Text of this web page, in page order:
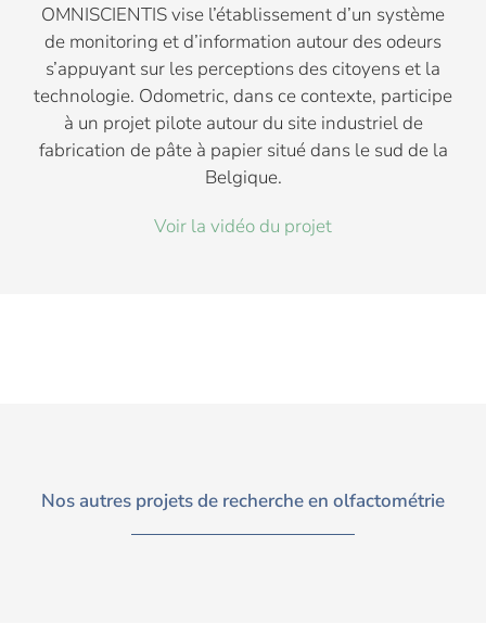
OMNISCIENTIS vise l’établissement d’un système
de monitoring et d’information autour des odeurs
s’appuyant sur les perceptions des citoyens et la
technologie. Odometric, dans ce contexte, participe
à un projet pilote autour du site industriel de
fabrication de pâte à papier situé dans le sud de la
Belgique.
Voir la vidéo du projet
Nos autres projets de recherche en olfactométrie